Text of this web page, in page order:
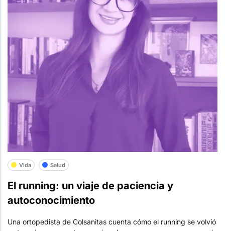
Vida Salud
El running: un viaje de paciencia y
autoconocimiento
Una ortopedista de Colsanitas cuenta cómo el running se volvió